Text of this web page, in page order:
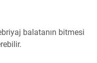
balatanın bitmesi